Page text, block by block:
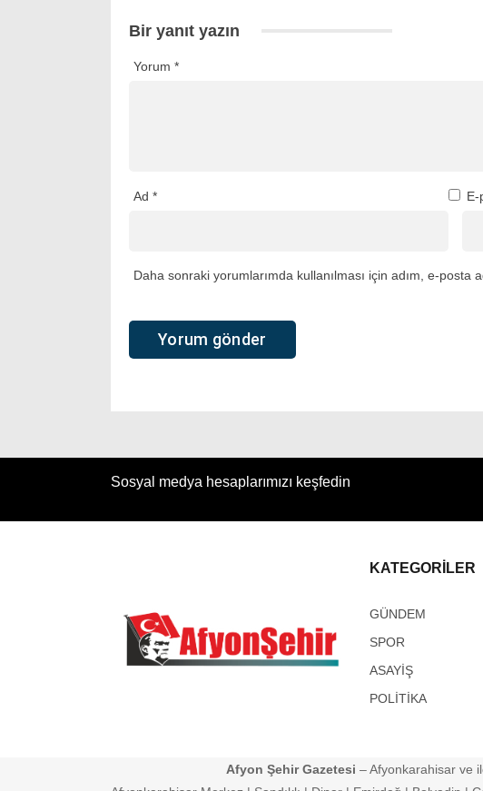
Bir yanıt yazın
Yorum *
Ad * E-
Daha sonraki yorumlarımda kullanılması için adım, e-posta
Sosyal medya hesaplarımızı keşfedin
KATEGORİLER
GÜNDEM
SPOR
ASAYİŞ
POLİTİKA
Afyon Şehir Gazetesi – Afyonkarahisar ve